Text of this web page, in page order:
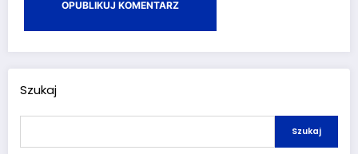
Szukaj
Szukaj